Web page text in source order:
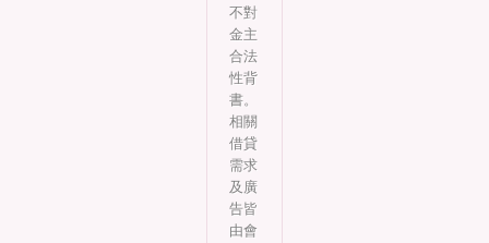
不對
金主
合法
性背
書。
相關
借貸
需求
及廣
告皆
由會